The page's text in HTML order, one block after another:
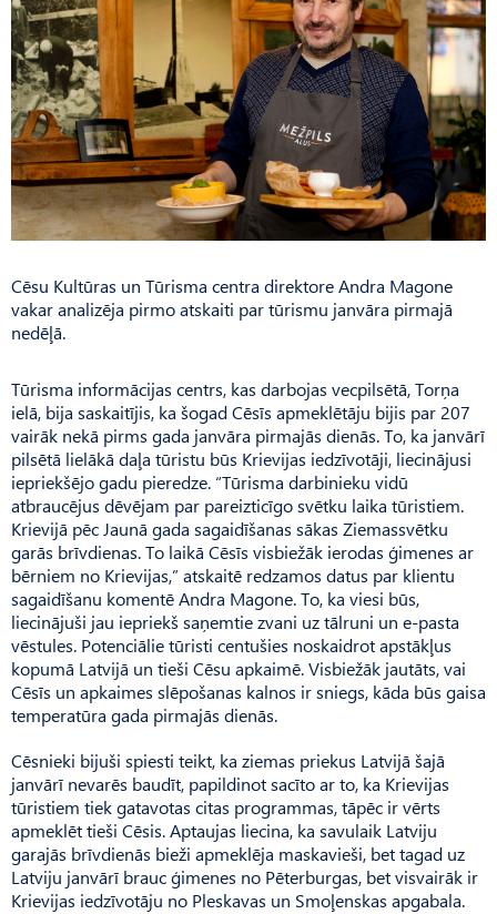
Cēsu Kultūras un Tūrisma centra direktore Andra Magone
vakar analizēja pirmo atskaiti par tūrismu janvāra pirmajā
nedēļā.
Tūrisma informācijas centrs, kas darbojas vecpilsētā, Torņa
ielā, bija saskaitījis, ka šogad Cēsīs apmeklētāju bijis par 207
vairāk nekā pirms gada janvāra pirmajās dienās. To, ka janvārī
pilsētā lielākā daļa tūristu būs Krievijas iedzīvotāji, liecinājusi
iepriekšējo gadu pieredze. “Tū­risma darbinieku vidū
atbraucējus dēvējam par pareizticīgo svētku laika tūristiem.
Krievijā pēc Jaunā gada sagaidīšanas sākas Ziemassvētku
garās brīvdienas. To laikā Cēsīs visbiežāk ierodas ģimenes ar
bērniem no Krievijas,” atskaitē redzamos datus par klientu
sagaidīšanu komentē Andra Magone. To, ka viesi būs,
liecinājuši jau iepriekš saņemtie zvani uz tālruni un e-pasta
vēstules. Potenciālie tūristi centušies noskaidrot apstākļus
kopumā Lat­vijā un tieši Cēsu apkaimē. Visbiežāk jautāts, vai
Cēsīs un apkaimes slēpošanas kalnos ir sniegs, kāda būs gaisa
temperatūra gada pirmajās dienās.
Cēsnieki bijuši spiesti teikt, ka ziemas priekus Latvijā šajā
janvārī nevarēs baudīt, papildinot sacīto ar to, ka Krievijas
tūristiem tiek gatavotas citas programmas, tāpēc ir vērts
apmeklēt tieši Cēsis. Aptaujas liecina, ka savulaik Latviju
garajās brīvdienās bieži apmeklēja maskavieši, bet tagad uz
Latviju janvārī brauc ģimenes no Pēterburgas, bet visvairāk ir
Krievijas iedzīvotāju no Ples­kavas un Smoļenskas apgabala.